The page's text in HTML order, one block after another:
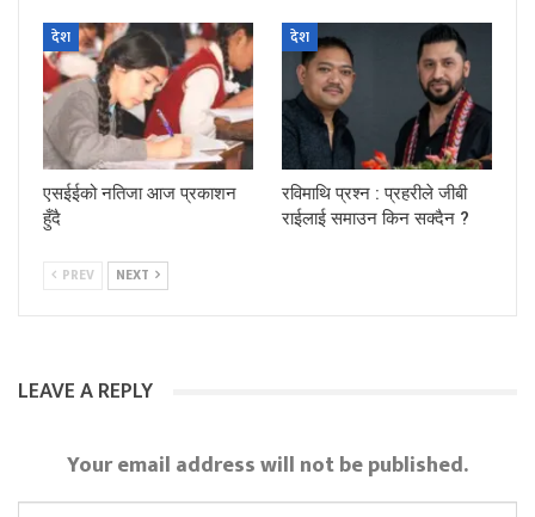
देश
एसईईको नतिजा आज प्रकाशन
हुँदै
देश
रविमाथि प्रश्न : प्रहरीले जीबी
राईलाई समाउन किन सक्दैन ?
PREV NEXT
LEAVE A REPLY
Your email address will not be published.